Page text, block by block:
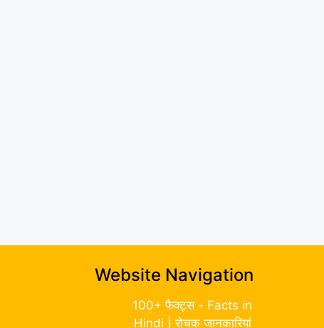
Website Navigation
100+ फैक्ट्स - Facts in
Hindi | रोचक जानकारियां